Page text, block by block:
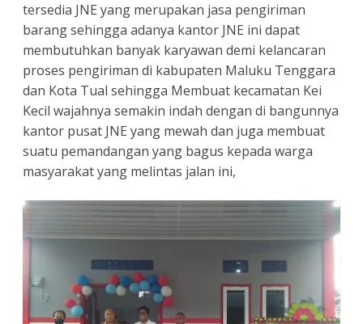
tersedia JNE yang merupakan jasa pengiriman
barang sehingga adanya kantor JNE ini dapat
membutuhkan banyak karyawan demi kelancaran
proses pengiriman di kabupaten Maluku Tenggara
dan Kota Tual sehingga Membuat kecamatan Kei
Kecil wajahnya semakin indah dengan di bangunnya
kantor pusat JNE yang mewah dan juga membuat
suatu pemandangan yang bagus kepada warga
masyarakat yang melintas jalan ini,